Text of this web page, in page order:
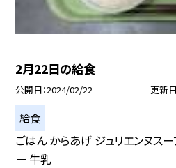
2月22日の給食
公開日 2024/02/22 更新日
給食
ごはん からあげ ジュリエンヌス
ー 牛乳